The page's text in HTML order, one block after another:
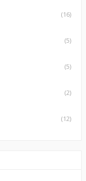
(16)
(5)
(5)
(2)
(12)